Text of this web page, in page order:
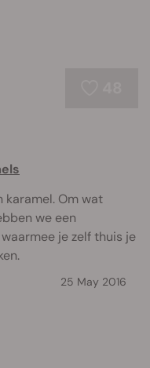
karamel. Om wat
we een
je zelf thuis je
25 May 2016